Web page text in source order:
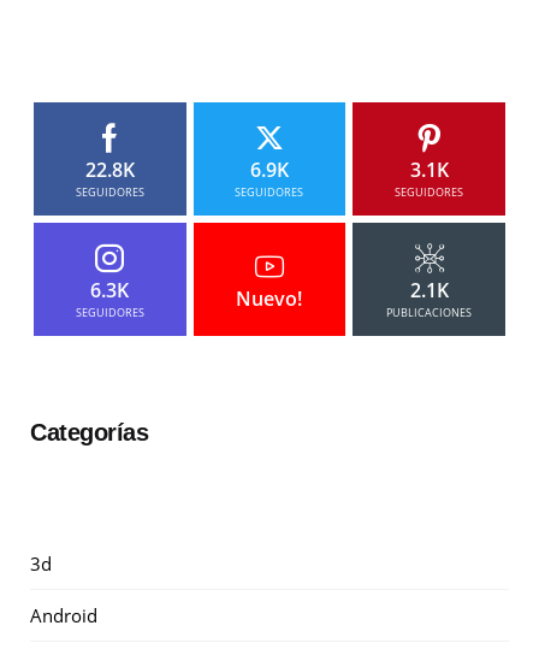
22.8K
SEGUIDORES
6.9K
SEGUIDORES
3.1K
SEGUIDORES
6.3K
SEGUIDORES
Nuevo! 2.1K
PUBLICACIONES
Categorías
3d
Android